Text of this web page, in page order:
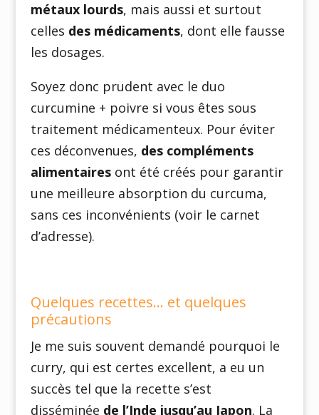
métaux lourds, mais aussi et surtout
celles des médicaments, dont elle fausse
les dosages.
Soyez donc prudent avec le duo
curcumine + poivre si vous êtes sous
traitement médicamenteux. Pour éviter
ces déconvenues, des compléments
alimentaires ont été créés pour garantir
une meilleure absorption du curcuma,
sans ces inconvénients (voir le carnet
d’adresse).
Quelques recettes… et quelques
précautions
Je me suis souvent demandé pourquoi le
curry, qui est certes excellent, a eu un
succès tel que la recette s’est
disséminée de l’Inde jusqu’au Japon. La